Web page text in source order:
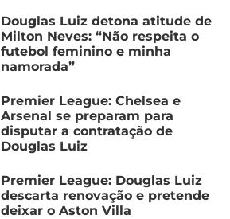
Douglas Luiz detona atitude de
Milton Neves: “Não respeita o
futebol feminino e minha
namorada”
Premier League: Chelsea e
Arsenal se preparam para
disputar a contratação de
Douglas Luiz
Premier League: Douglas Luiz
descarta renovação e pretende
deixar o Aston Villa